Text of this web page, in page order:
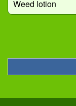
Weed lotion